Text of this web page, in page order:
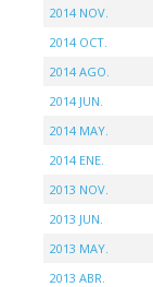
2014 NOV.
2014 OCT.
2014 AGO.
2014 JUN.
2014 MAY.
2014 ENE.
2013 NOV.
2013 JUN.
2013 MAY.
2013 ABR.